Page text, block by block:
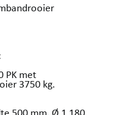
PK met
3750 kg.